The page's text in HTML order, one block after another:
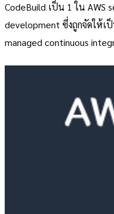
CodeBuild เป็น 1 ใน AWS
development ซึ่งถูกจัดให้เ
managed continuous